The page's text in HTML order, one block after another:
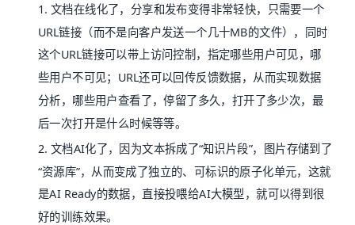
1. 文档在线化了，分享和发布变得非常轻快，只需要一个
URL链接（而不是向客户发送一个几十MB的文件），同时
这个URL链接可以带上访问控制，指定哪些用户可见，哪
些用户不可见；URL还可以回传反馈数据，从而实现数据
分析，哪些用户查看了，停留了多久，打开了多少次，最
后一次打开是什么时候等等。
2. 文档AI化了，因为文本拆成了“知识片段”，图片存储到了
“资源库”，从而变成了独立的、可标识的原子化单元，这就
是AI Ready的数据，直接投喂给AI大模型，就可以得到很
好的训练效果。